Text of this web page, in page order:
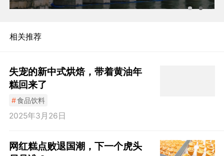
相关推荐
失宠的新中式烘焙，带着黄油年
糕回来了
#食品饮料
2025年3月26日
网红糕点败退国潮，下一个虎头